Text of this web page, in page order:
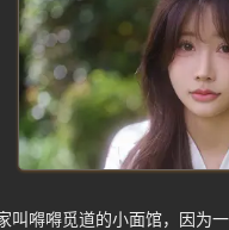
叫嘚嘚觅道的小面馆，因为